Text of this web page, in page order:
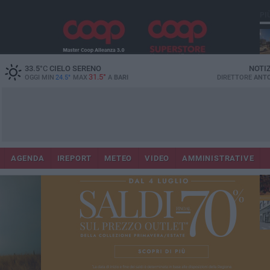
33.5°CCIELO SERENO
OGGI MIN 24.5° MAX 31.5° A BARI DIRETTORE
AGENDA IREPORT METEO VIDEO AMMINISTRATIVE